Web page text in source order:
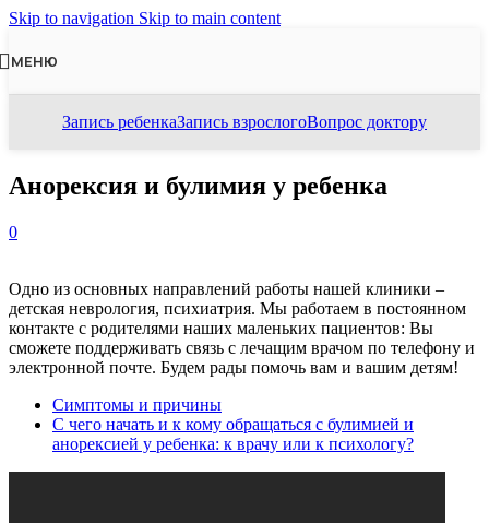
Skip to navigation Skip to main content
МЕНЮ
Запись ребенкаЗапись взрослогоВопрос доктору
Анорексия и булимия у ребенка
0
Одно из основных направлений работы нашей клиники –
детская неврология, психиатрия. Мы работаем в постоянном
контакте с родителями наших маленьких пациентов: Вы
сможете поддерживать связь с лечащим врачом по телефону и
электронной почте. Будем рады помочь вам и вашим детям!
Симптомы и причины
С чего начать и к кому обращаться с булимией и
анорексией у ребенка: к врачу или к психологу?